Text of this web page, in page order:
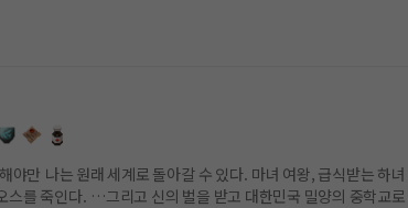
, 급식받는 하녀 되다?! 세계를 유혹하던 마녀 르샤벨. 감정 없이 세상을
, 마법도 봉인된 그녀는 전학 온